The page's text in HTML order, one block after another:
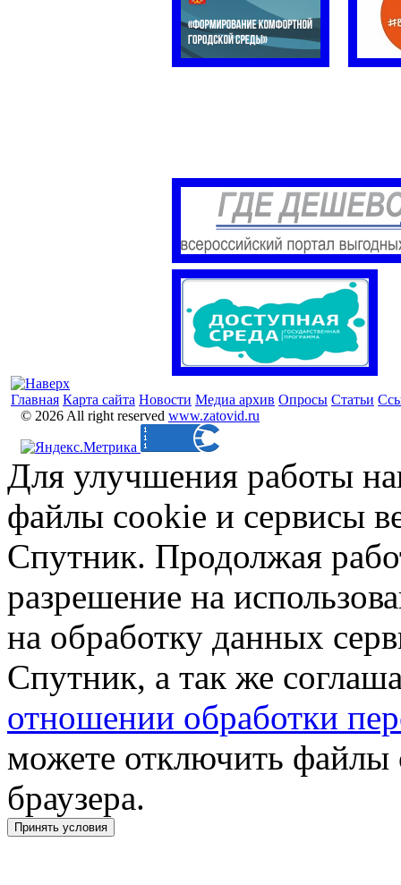
Главная Карта сайта Новости Медиа архив Опросы Статьи
© 2026 All right reserved www.zatovid.ru
Для улучшения работы
файлы cookie и сервисы
Спутник. Продолжая
разрешение на
на обработку данных
Спутник, а так же
отношении обработки
можете отключить файлы
браузера.
Принять условия